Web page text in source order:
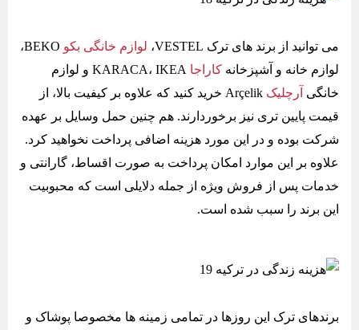
می توانید از برند های ترک VESTEL، لوازم خانگی بکو
BEKO،
لوازم خانه و آشپزخانه کاراجا
KARACA، IKEA و لوازم
خانگی آرچلیک
Arçelik خرید کنید که علاوه بر کیفیت بالا، از
قیمت پایین تری نیز برخوردارند. هم چنین حمل وسایل بر عهده
شرکت بوده و در این مورد هزینه اضافی پرداخت نخواهید کرد.
علاوه بر این موارد امکان پرداخت به صورت اقساط، گارانتی و
خدمات پس از فروش ویژه‌ از جمله دلایلی است که محبوبیت
این برند را سبب شده است.
برندهای ترک این روزها در تمامی زمینه ها مخصوصا پوشاک و